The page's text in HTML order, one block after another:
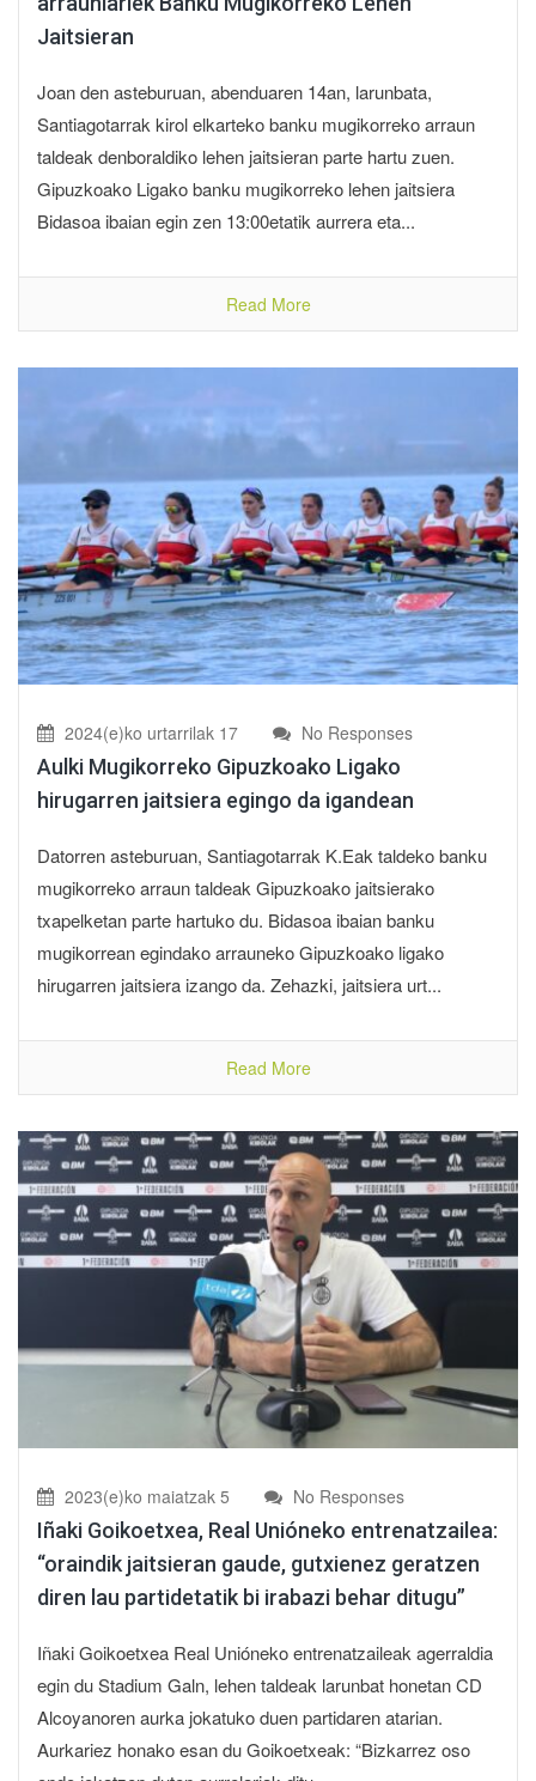
Jaitsieran
Joan den asteburuan, abenduaren 14an, larunbata,
Santiagotarrak kirol elkarteko banku mugikorreko arraun
taldeak denboraldiko lehen jaitsieran parte hartu zuen.
Gipuzkoako Ligako banku mugikorreko lehen jaitsiera
Bidasoa ibaian egin zen 13:00etatik aurrera eta...
Read More
2024(e)ko urtarrilak 17 No Responses
Aulki Mugikorreko Gipuzkoako Ligako
hirugarren jaitsiera egingo da igandean
Datorren asteburuan, Santiagotarrak K.Eak taldeko banku
mugikorreko arraun taldeak Gipuzkoako jaitsierako
txapelketan parte hartuko du. Bidasoa ibaian banku
mugikorrean egindako arrauneko Gipuzkoako ligako
hirugarren jaitsiera izango da. Zehazki, jaitsiera urt...
Read More
2023(e)ko maiatzak 5 No Responses
Iñaki Goikoetxea, Real Unióneko entrenatzailea:
“oraindik jaitsieran gaude, gutxienez geratzen
diren lau partidetatik bi irabazi behar ditugu”
Iñaki Goikoetxea Real Unióneko entrenatzaileak agerraldia
egin du Stadium Galn, lehen taldeak larunbat honetan CD
Alcoyanoren aurka jokatuko duen partidaren atarian.
Aurkariez honako esan du Goikoetxeak: “Bizkarrez oso